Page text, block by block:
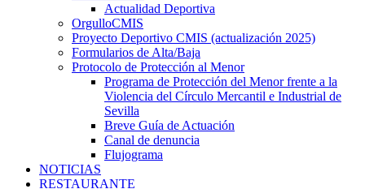
Actualidad Deportiva
OrgulloCMIS
Proyecto Deportivo CMIS (actualización 2025)
Formularios de Alta/Baja
Protocolo de Protección al Menor
Programa de Protección del Menor frente a la
Violencia del Círculo Mercantil e Industrial de
Sevilla
Breve Guía de Actuación
Canal de denuncia
Flujograma
NOTICIAS
RESTAURANTE